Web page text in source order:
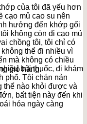
giỏ hàng.
của tôi đã yếu hơn
cạo mủ cao su nên
hưởng đến khớp gối
không còn đi cạo mủ
chồng tôi, tôi chỉ có
thể đi nhiều vì
mà không có chiều
bài thuốc, đi khám
phố. Tôi chán nản
thể nào khỏi được và
bất tiện này đến khi
hóa ngày càng